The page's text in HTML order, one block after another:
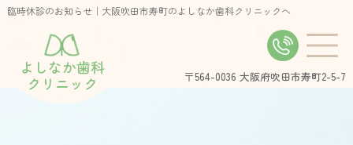
臨時休診のお知らせ｜大阪吹田市寿町のよしなか歯科クリニックへ
よしなか歯科
クリニック
〒564-0036 大阪府吹田市寿町2-5-7